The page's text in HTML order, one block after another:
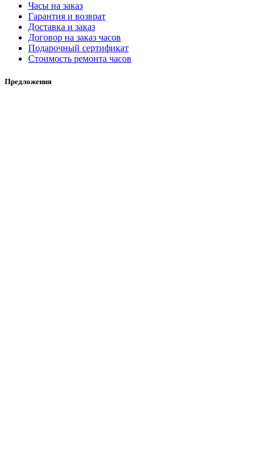
Часы на заказ
Гарантия и возврат
Доставка и заказ
Договор на заказ часов
Подарочный сертификат
Стоимость ремонта часов
Предложения